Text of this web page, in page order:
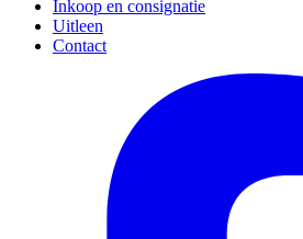
Inkoop en consignatie
Uitleen
Contact